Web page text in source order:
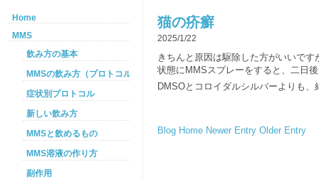
猫の疥癬
2025/1/22
きちんと原因は駆除した方がいいで
状態にMMSスプレーをすると、二日
DMSOとコロイダルシルバーよりも、
Blog Home Newer Entry Older Entry
Home
MMS
飲み方の基本
MMSの飲み方（プロトコル）
症状別プロトコル
新しい飲み方
MMSと飲めるもの
MMS溶液の作り方
副作用